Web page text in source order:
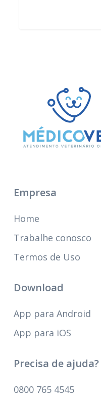
Empresa
Home
Trabalhe conosco
Termos de Uso
Download
App para Android
App para iOS
Precisa de ajuda?
0800 765 4545